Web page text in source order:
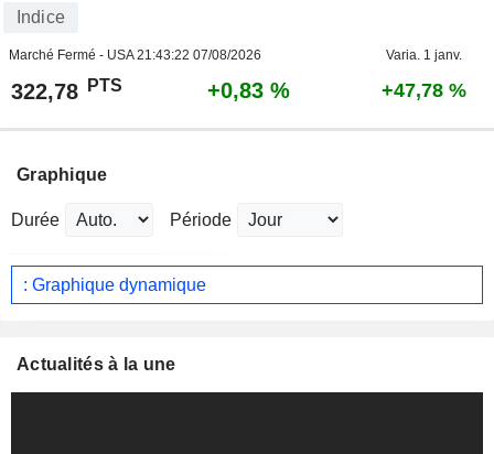
Indice
Marché Fermé - USA21:43:22 07/08/2026 Varia. 1 janv.
322,78 PTS +0,83 % +47,78 %
Graphique
Durée Période
: Graphique dynamique
Actualités à la une